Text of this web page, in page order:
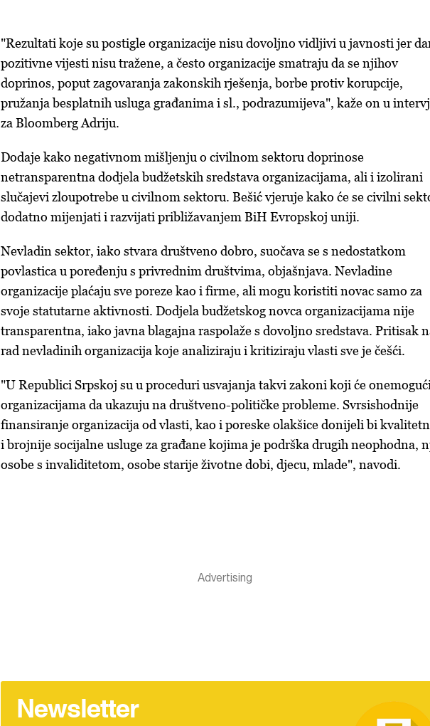
"Rezultati koje su postigle organizacije nisu dovoljno vidljivi u javnosti jer
pozitivne vijesti nisu tražene, a često organizacije smatraju da se njihov
doprinos, poput zagovaranja zakonskih rješenja, borbe protiv korupcije,
pružanja besplatnih usluga građanima i sl., podrazumijeva", kaže on u
za Bloomberg Adriju.
Dodaje kako negativnom mišljenju o civilnom sektoru doprinose
netransparentna dodjela budžetskih sredstava organizacijama, ali i izolirani
slučajevi zloupotrebe u civilnom sektoru. Bešić vjeruje kako će se civilni
dodatno mijenjati i razvijati približavanjem BiH Evropskoj uniji.
Nevladin sektor, iako stvara društveno dobro, suočava se s nedostatkom
povlastica u poređenju s privrednim društvima, objašnjava. Nevladine
organizacije plaćaju sve poreze kao i firme, ali mogu koristiti novac samo za
svoje statutarne aktivnosti. Dodjela budžetskog novca organizacijama nije
transparentna, iako javna blagajna raspolaže s dovoljno sredstava. Pritisak
rad nevladinih organizacija koje analiziraju i kritiziraju vlasti sve je češći.
"U Republici Srpskoj su u proceduri usvajanja takvi zakoni koji će
organizacijama da ukazuju na društveno-političke probleme. Svrsishodnije
finansiranje organizacija od vlasti, kao i poreske olakšice donijeli bi
i brojnije socijalne usluge za građane kojima je podrška drugih neophodna,
osobe s invaliditetom, osobe starije životne dobi, djecu, mlade", navodi.
Newsletter